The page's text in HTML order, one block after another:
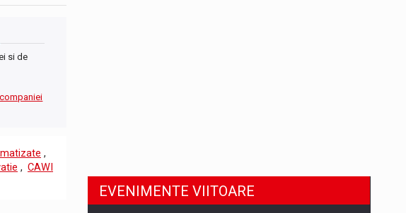
si de
,
, CAWI
EVENIMENTE VIITOARE